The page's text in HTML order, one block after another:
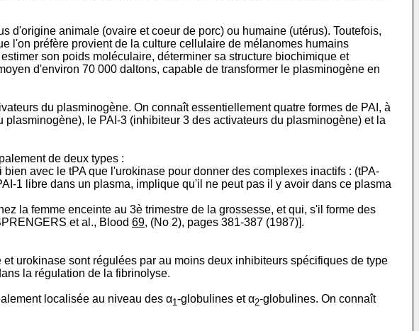
d'origine animale (ovaire et coeur de porc) ou humaine (utérus). Toutefois,
l'on préfère provient de la culture cellulaire de mélanomes humains
son poids moléculaire, déterminer sa structure biochimique et
d'environ 70 000 daltons, capable de transformer le plasminogène en
du plasminogène. On connaît essentiellement quatre formes de PAI, à
le PAI-3 (inhibiteur 3 des activateurs du plasminogène) et la
de deux types :
avec le tPA que l'urokinase pour donner des complexes inactifs : (tPA-
1 libre dans un plasma, implique qu'il ne peut pas il y avoir dans ce plasma
la femme enceinte au 3è trimestre de la grossesse, et qui, s'il forme des
et al., Blood 69, (No 2), pages 381-387 (1987)].
urokinase sont régulées par au moins deux inhibiteurs spécifiques de type
la régulation de la fibrinolyse.
localisée au niveau des α1-globulines et α2-globulines. On connaît